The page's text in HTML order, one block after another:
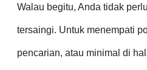
Walau begitu, Anda tidak
tersaingi. Untuk menempati
pencarian, atau minimal di